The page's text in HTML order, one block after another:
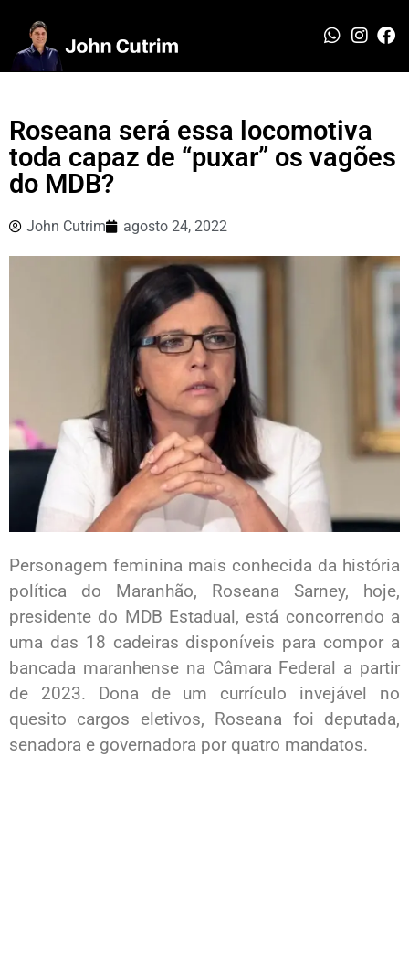
Roseana será essa locomotiva
toda capaz de “puxar” os vagões
do MDB?
John Cutrim agosto 24, 2022
Personagem feminina mais conhecida da história
política do Maranhão, Roseana Sarney, hoje,
presidente do MDB Estadual, está concorrendo a
uma das 18 cadeiras disponíveis para compor a
bancada maranhense na Câmara Federal a partir
de 2023. Dona de um currículo invejável no
quesito cargos eletivos, Roseana foi deputada,
senadora e governadora por quatro mandatos.